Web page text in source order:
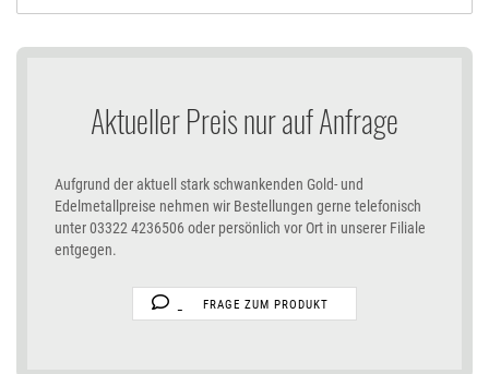
Aktueller Preis nur auf Anfrage
Aufgrund der aktuell stark schwankenden Gold- und
Edelmetallpreise nehmen wir Bestellungen gerne telefonisch
unter 03322 4236506 oder persönlich vor Ort in unserer Filiale
entgegen.
FRAGE ZUM PRODUKT